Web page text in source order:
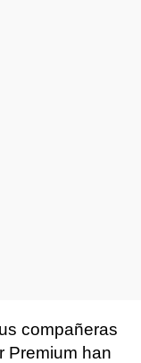
compañeras
Premium han